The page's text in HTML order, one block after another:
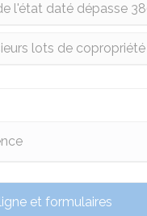
l'état daté dépasse
lots de
et formulaires